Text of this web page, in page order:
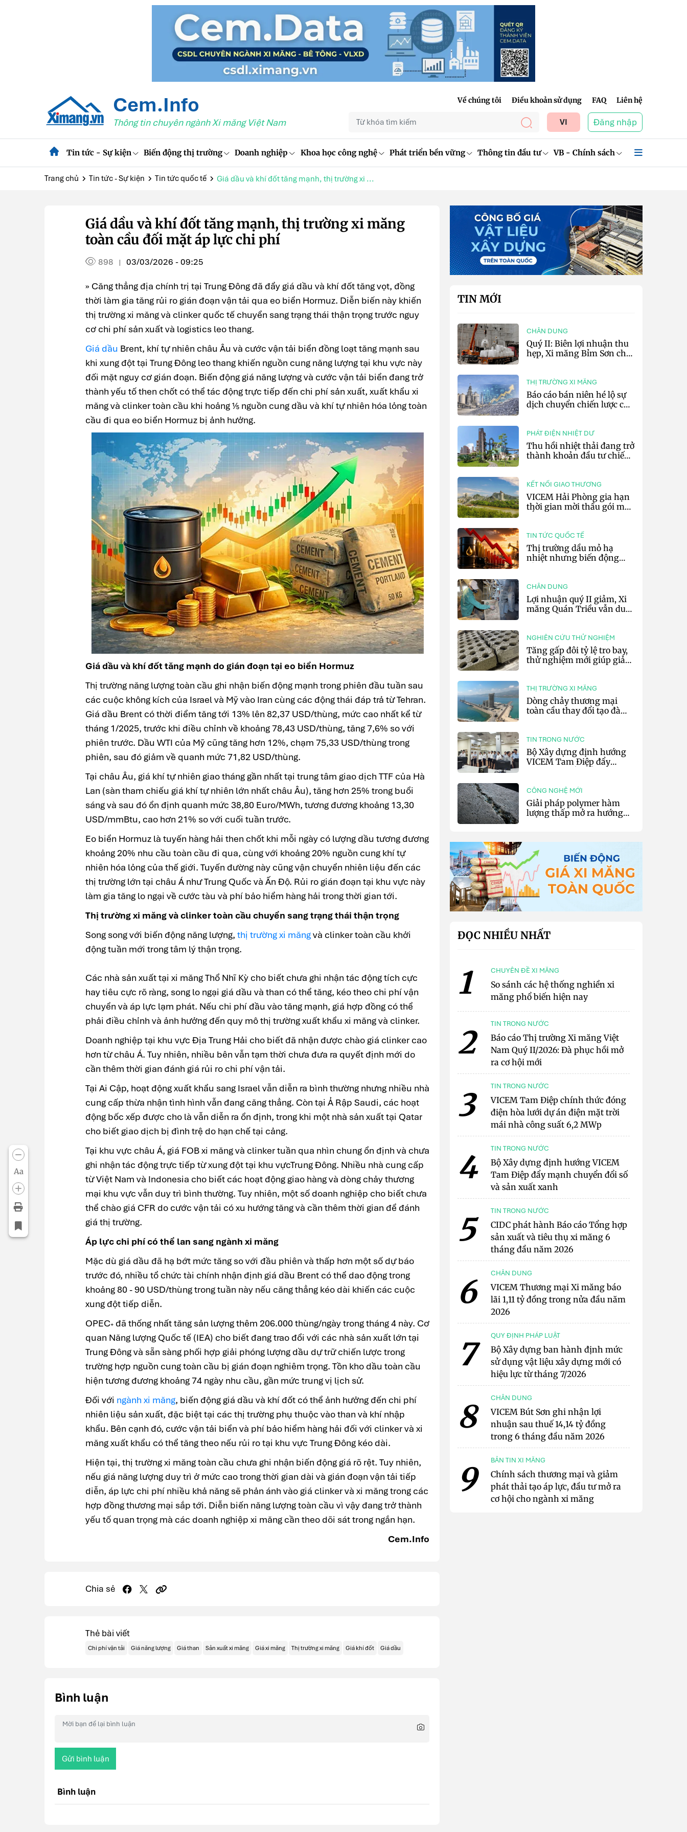
Cem.Info
Thông tin chuyên ngành Xi măng Việt Nam
Về chúng tôi Điều khoản sử dụng FAQ Liên hệ
VI Đăng nhập
Tin tức - Sự kiện Biến động thị trường Doanh nghiệp Khoa học công nghệ Phát triển bền vững Thông tin đầu tư VB - Chính sách
Trang chủ Tin tức - Sự kiện Tin tức quốc tế Giá dầu và khí đốt tăng mạnh, thị trường xi ...
Aa
Giá dầu và khí đốt tăng mạnh, thị trường xi măng
toàn cầu đối mặt áp lực chi phí
898 | 03/03/2026 - 09:25
» Căng thẳng địa chính trị tại Trung Đông đã đẩy giá dầu và khí đốt tăng vọt, đồng
thời làm gia tăng rủi ro gián đoạn vận tải qua eo biển Hormuz. Diễn biến này khiến
thị trường xi măng và clinker quốc tế chuyển sang trạng thái thận trọng trước nguy
cơ chi phí sản xuất và logistics leo thang.
Giá dầu Brent, khí tự nhiên châu Âu và cước vận tải biển đồng loạt tăng mạnh sau
khi xung đột tại Trung Đông leo thang khiến nguồn cung năng lượng tại khu vực này
đối mặt nguy cơ gián đoạn. Biến động giá năng lượng và cước vận tải biển đang trở
thành yếu tố then chốt có thể tác động trực tiếp đến chi phí sản xuất, xuất khẩu xi
măng và clinker toàn cầu khi hoảng ⅕ nguồn cung dầu và khí tự nhiên hóa lỏng toàn
cầu đi qua eo biển Hormuz bị ảnh hưởng.
Giá dầu và khí đốt tăng mạnh do gián đoạn tại eo biển Hormuz
Thị trường năng lượng toàn cầu ghi nhận biến động mạnh trong phiên đầu tuần sau
các cuộc không kích của Israel và Mỹ vào Iran cùng các động thái đáp trả từ Tehran.
Giá dầu Brent có thời điểm tăng tới 13% lên 82,37 USD/thùng, mức cao nhất kể từ
tháng 1/2025, trước khi điều chỉnh về khoảng 78,43 USD/thùng, tăng 7,6% so với
phiên trước. Dầu WTI của Mỹ cũng tăng hơn 12%, chạm 75,33 USD/thùng trong
phiên, sau đó giảm về quanh mức 71,82 USD/thùng.
Tại châu Âu, giá khí tự nhiên giao tháng gần nhất tại trung tâm giao dịch TTF của Hà
Lan (sàn tham chiếu giá khí tự nhiên lớn nhất châu Âu), tăng hơn 25% trong buổi
sáng và sau đó ổn định quanh mức 38,80 Euro/MWh, tương đương khoảng 13,30
USD/mmBtu, cao hơn 21% so với cuối tuần trước.
Eo biển Hormuz là tuyến hàng hải then chốt khi mỗi ngày có lượng dầu tương đương
khoảng 20% nhu cầu toàn cầu đi qua, cùng với khoảng 20% nguồn cung khí tự
nhiên hóa lỏng của thế giới. Tuyến đường này cũng vận chuyển nhiên liệu đến các
thị trường lớn tại châu Á như Trung Quốc và Ấn Độ. Rủi ro gián đoạn tại khu vực này
làm gia tăng lo ngại về cước tàu và phí bảo hiểm hàng hải trong thời gian tới.
Thị trường xi măng và clinker toàn cầu chuyển sang trạng thái thận trọng
Song song với biến động năng lượng, thị trường xi măngvà clinker toàn cầu khởi
động tuần mới trong tâm lý thận trọng.
Các nhà sản xuất tại xi măng Thổ Nhĩ Kỳ cho biết chưa ghi nhận tác động tích cực
hay tiêu cực rõ ràng, song lo ngại giá dầu và than có thể tăng, kéo theo chi phí vận
chuyển và áp lực lạm phát. Nếu chi phí đầu vào tăng mạnh, giá hợp đồng có thể
phải điều chỉnh và ảnh hưởng đến quy mô thị trường xuất khẩu xi măng và clinker.
Doanh nghiệp tại khu vực Địa Trung Hải cho biết đã nhận được chào giá clinker cao
hơn từ châu Á. Tuy nhiên, nhiều bên vẫn tạm thời chưa đưa ra quyết định mới do
cần thêm thời gian đánh giá rủi ro chi phí vận tải.
Tại Ai Cập, hoạt động xuất khẩu sang Israel vẫn diễn ra bình thường nhưng nhiều nhà
cung cấp thừa nhận tình hình vẫn đang căng thẳng. Còn tại Ả Rập Saudi, các hoạt
động bốc xếp được cho là vẫn diễn ra ổn định, trong khi một nhà sản xuất tại Qatar
cho biết giao dịch bị đình trệ do hạn chế tại cảng.
Tại khu vực châu Á, giá FOB xi măng và clinker tuần qua nhìn chung ổn định và chưa
ghi nhận tác động trực tiếp từ xung đột tại khu vựcTrung Đông. Nhiều nhà cung cấp
từ Việt Nam và Indonesia cho biết các hoạt động giao hàng và dòng chảy thương
mại khu vực vẫn duy trì bình thường. Tuy nhiên, một số doanh nghiệp cho biết chưa
thể chào giá CFR do cước vận tải có xu hướng tăng và cần thêm thời gian để đánh
giá thị trường.
Áp lực chi phí có thể lan sang ngành xi măng
Mặc dù giá dầu đã hạ bớt mức tăng so với đầu phiên và thấp hơn một số dự báo
trước đó, nhiều tổ chức tài chính nhận định giá dầu Brent có thể dao động trong
khoảng 80 - 90 USD/thùng trong tuần này nếu căng thẳng kéo dài khiến các cuộc
xung đột tiếp diễn.
OPEC+ đã thống nhất tăng sản lượng thêm 206.000 thùng/ngày trong tháng 4 này. Cơ
quan Năng lượng Quốc tế (IEA) cho biết đang trao đổi với các nhà sản xuất lớn tại
Trung Đông và sẵn sàng phối hợp giải phóng lượng dầu dự trữ chiến lược trong
trường hợp nguồn cung toàn cầu bị gián đoạn nghiêm trọng. Tồn kho dầu toàn cầu
hiện tương đương khoảng 74 ngày nhu cầu, gần mức trung vị lịch sử.
Đối với ngành xi măng, biến động giá dầu và khí đốt có thể ảnh hưởng đến chi phí
nhiên liệu sản xuất, đặc biệt tại các thị trường phụ thuộc vào than và khí nhập
khẩu. Bên cạnh đó, cước vận tải biển và phí bảo hiểm hàng hải đối với clinker và xi
măng xuất khẩu có thể tăng theo nếu rủi ro tại khu vực Trung Đông kéo dài.
Hiện tại, thị trường xi măng toàn cầu chưa ghi nhận biến động giá rõ rệt. Tuy nhiên,
nếu giá năng lượng duy trì ở mức cao trong thời gian dài và gián đoạn vận tải tiếp
diễn, áp lực chi phí nhiều khả năng sẽ phản ánh vào giá clinker và xi măng trong các
hợp đồng thương mại sắp tới. Diễn biến năng lượng toàn cầu vì vậy đang trở thành
yếu tố quan trọng mà các doanh nghiệp xi măng cần theo dõi sát trong ngắn hạn.
Cem.Info
Chia sẻ
Thẻ bài viết
Chi phí vận tải Giá năng lượng Giá than Sản xuất xi măng Giá xi măng Thị trường xi măng Giá khí đốt Giá dầu
Bình luận
Gửi bình luận
Bình luận
TIN MỚI
CHÂN DUNG
Quý II: Biên lợi nhuận thu
hẹp, Xi măng Bỉm Sơn chỉ
THỊ TRƯỜNG XI MĂNG
Báo cáo bán niên hé lộ sự
dịch chuyển chiến lược của
PHÁT ĐIỆN NHIỆT DƯ
Thu hồi nhiệt thải đang trở
thành khoản đầu tư chiến
KẾT NỐI GIAO THƯƠNG
VICEM Hải Phòng gia hạn
thời gian mời thầu gói mua
TIN TỨC QUỐC TẾ
Thị trường dầu mỏ hạ
nhiệt nhưng biến động
CHÂN DUNG
Lợi nhuận quý II giảm, Xi
măng Quán Triều vẫn duy
NGHIÊN CỨU THỬ NGHIỆM
Tăng gấp đôi tỷ lệ tro bay,
thử nghiệm mới giúp giảm
THỊ TRƯỜNG XI MĂNG
Dòng chảy thương mại
toàn cầu thay đổi tạo đà
TIN TRONG NƯỚC
Bộ Xây dựng định hướng
VICEM Tam Điệp đẩy
CÔNG NGHỆ MỚI
Giải pháp polymer hàm
lượng thấp mở ra hướng
ĐỌC NHIỀU NHẤT
1 CHUYÊN ĐỀ XI MĂNG
So sánh các hệ thống nghiền xi
măng phổ biến hiện nay
2 TIN TRONG NƯỚC
Báo cáo Thị trường Xi măng Việt
Nam Quý II/2026: Đà phục hồi mở
ra cơ hội mới
3 TIN TRONG NƯỚC
VICEM Tam Điệp chính thức đóng
điện hòa lưới dự án điện mặt trời
mái nhà công suất 6,2 MWp
4 TIN TRONG NƯỚC
Bộ Xây dựng định hướng VICEM
Tam Điệp đẩy mạnh chuyển đổi số
và sản xuất xanh
5 TIN TRONG NƯỚC
CIDC phát hành Báo cáo Tổng hợp
sản xuất và tiêu thụ xi măng 6
tháng đầu năm 2026
6 CHÂN DUNG
VICEM Thương mại Xi măng báo
lãi 1,11 tỷ đồng trong nửa đầu năm
2026
7 QUY ĐỊNH PHÁP LUẬT
Bộ Xây dựng ban hành định mức
sử dụng vật liệu xây dựng mới có
hiệu lực từ tháng 7/2026
8 CHÂN DUNG
VICEM Bút Sơn ghi nhận lợi
nhuận sau thuế 14,14 tỷ đồng
trong 6 tháng đầu năm 2026
9 BẢN TIN XI MĂNG
Chính sách thương mại và giảm
phát thải tạo áp lực, đầu tư mở ra
cơ hội cho ngành xi măng